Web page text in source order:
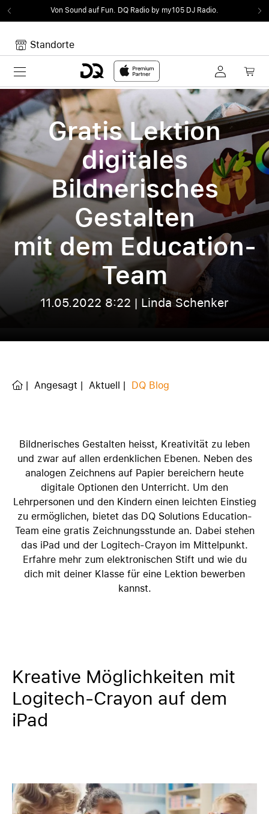
Von Sound auf Fun. DQ Radio by my105 DJ Radio.
Standorte
Toggle navigation
Dein Warenkorb
Noch keine Artikel im Warenkorb.
Gratis Lektion
digitales
Bildnerisches
Gestalten
mit dem Education-
Team
11.05.2022 8:22 | Linda Schenker
Angesagt Aktuell DQ Blog
Bildnerisches Gestalten heisst, Kreativität zu leben
und zwar auf allen erdenklichen Ebenen. Neben des
analogen Zeichnens auf Papier bereichern heute
digitale Optionen den Unterricht. Um den
Lehrpersonen und den Kindern einen leichten Einstieg
zu ermöglichen, bietet das DQ Solutions Education-
Team eine gratis Zeichnungsstunde an. Dabei stehen
das iPad und der Logitech-Crayon im Mittelpunkt.
Erfahre mehr zum elektronischen Stift und wie du
dich mit deiner Klasse für eine Lektion bewerben
kannst.
Kreative Möglichkeiten mit
Logitech-Crayon auf dem
iPad